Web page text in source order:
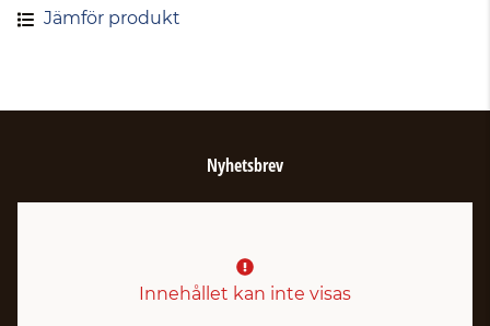
Jämför produkt
Nyhetsbrev
Innehållet kan inte visas